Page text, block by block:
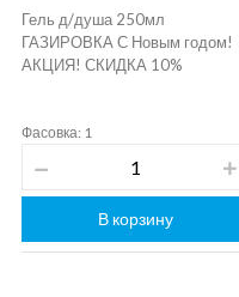
Гель д/душа 250мл
ГАЗИРОВКА С Новым годом!
АКЦИЯ! СКИДКА 10%
Фасовка: 1
В корзину